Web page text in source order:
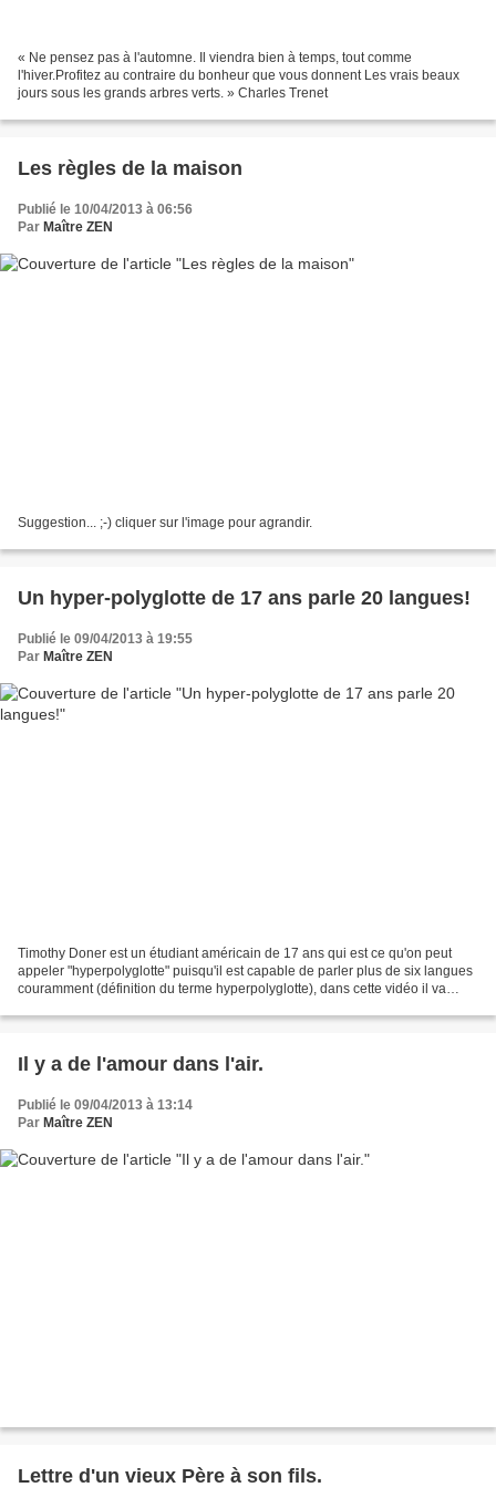
« Ne pensez pas à l'automne. Il viendra bien à temps, tout comme
l'hiver.Profitez au contraire du bonheur que vous donnent Les vrais beaux
jours sous les grands arbres verts. » Charles Trenet
Les règles de la maison
Publié le 10/04/2013 à 06:56
Par Maître ZEN
Suggestion... ;-) cliquer sur l'image pour agrandir.
Un hyper-polyglotte de 17 ans parle 20 langues!
Publié le 09/04/2013 à 19:55
Par Maître ZEN
Timothy Doner est un étudiant américain de 17 ans qui est ce qu'on peut
appeler "hyperpolyglotte" puisqu'il est capable de parler plus de six langues
couramment (définition du terme hyperpolyglotte), dans cette vidéo il va
Il y a de l'amour dans l'air.
Publié le 09/04/2013 à 13:14
Par Maître ZEN
Lettre d'un vieux Père à son fils.